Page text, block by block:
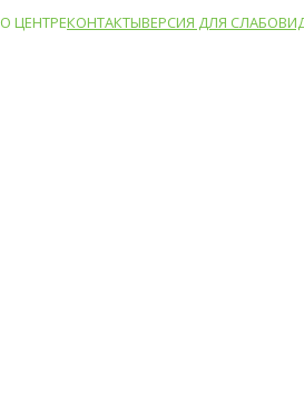
О ЦЕНТРЕКОНТАКТЫВЕРСИЯ ДЛЯ